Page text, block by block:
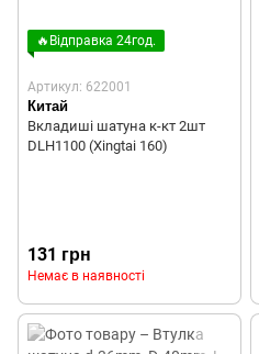
🔥Відправка 24год.
Артикул: 622001
Китай
Вкладиші шатуна к-кт 2шт
DLH1100 (Xingtai 160)
131 грн
Немає в наявності